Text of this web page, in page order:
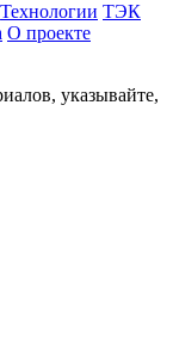
Технологии ТЭК
О проекте
указывайте,